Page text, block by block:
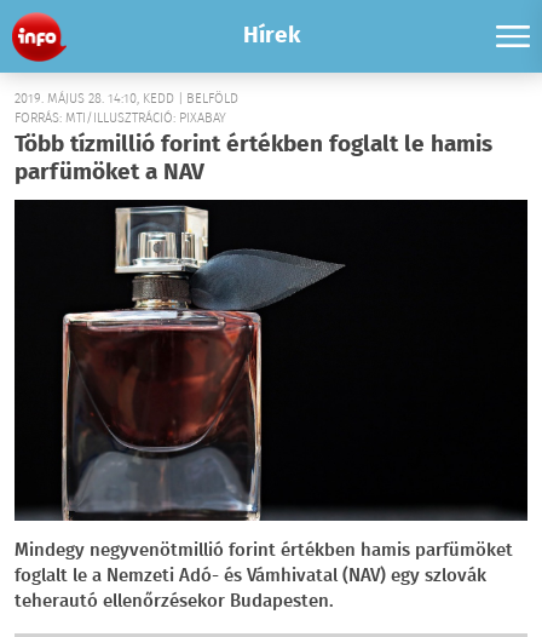
Hírek
2019. MÁJUS 28. 14:10, KEDD | BELFÖLD
FORRÁS: MTI/ILLUSZTRÁCIÓ: PIXABAY
Több tízmillió forint értékben foglalt le hamis
parfümöket a NAV
Mindegy negyvenötmillió forint értékben hamis parfümöket
foglalt le a Nemzeti Adó- és Vámhivatal (NAV) egy szlovák
teherautó ellenőrzésekor Budapesten.